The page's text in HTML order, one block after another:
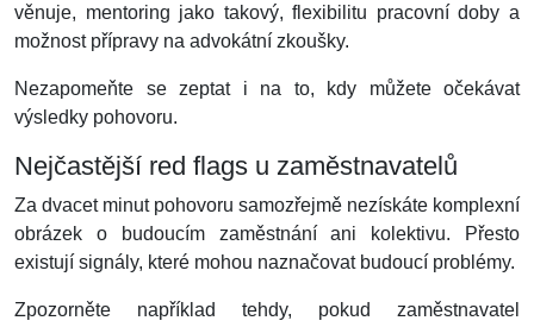
věnuje, mentoring jako takový, flexibilitu pracovní doby a
možnost přípravy na advokátní zkoušky.
Nezapomeňte se zeptat i na to, kdy můžete očekávat
výsledky pohovoru.
Nejčastější red flags u zaměstnavatelů
Za dvacet minut pohovoru samozřejmě nezískáte komplexní
obrázek o budoucím zaměstnání ani kolektivu. Přesto
existují signály, které mohou naznačovat budoucí problémy.
Zpozorněte například tehdy, pokud zaměstnavatel